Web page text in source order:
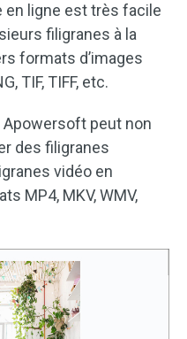
en ligne est très facile
filigranes à la
formats d’images
TIF, TIFF, etc.
peut non
des filigranes
vidéo en
MP4, MKV, WMV,